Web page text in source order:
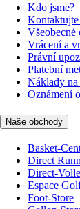
Kdo jsme?
Kontaktujte
Vrácení a
Právní
Platební
Náklady na
Oznámení
Naše obchody
Basket-
Direct
Direct-
Espace
Foot-Store